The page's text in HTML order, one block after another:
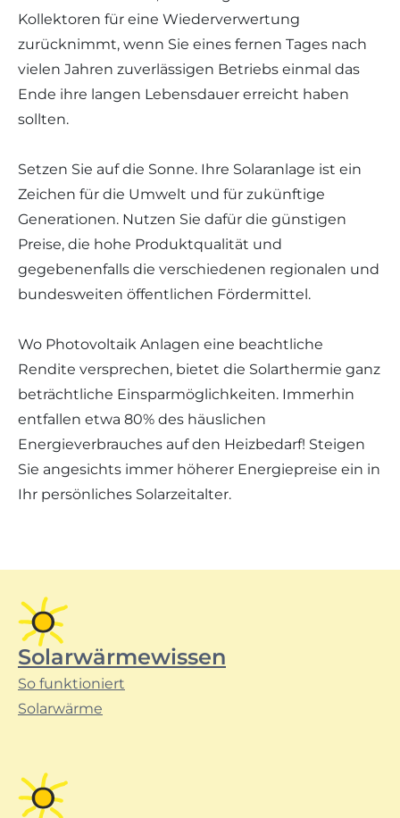
Kollektoren für eine Wiederverwertung
zurücknimmt, wenn Sie eines fernen Tages nach
vielen Jahren zuverlässigen Betriebs einmal das
Ende ihre langen Lebensdauer erreicht haben
sollten.
Setzen Sie auf die Sonne. Ihre Solaranlage ist ein
Zeichen für die Umwelt und für zukünftige
Generationen. Nutzen Sie dafür die günstigen
Preise, die hohe Produktqualität und
gegebenenfalls die verschiedenen regionalen und
bundesweiten öffentlichen Fördermittel.
Wo Photovoltaik Anlagen eine beachtliche
Rendite versprechen, bietet die Solarthermie ganz
beträchtliche Einsparmöglichkeiten. Immerhin
entfallen etwa 80% des häuslichen
Energieverbrauches auf den Heizbedarf! Steigen
Sie angesichts immer höherer Energiepreise ein in
Ihr persönliches Solarzeitalter.
Solarwärmewissen
So funktioniert
Solarwärme